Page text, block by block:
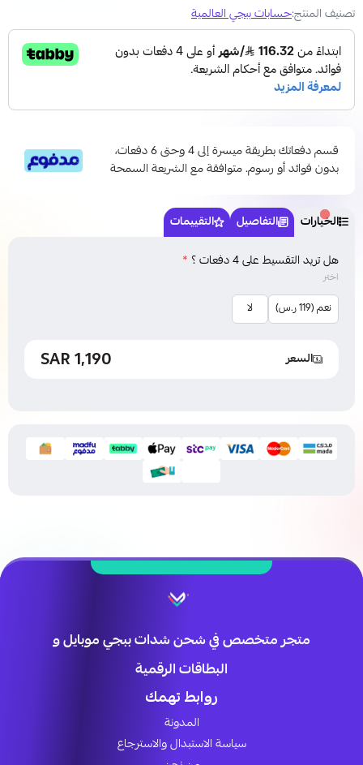
تصنيف المنتج:حسابات ببجي العالمية
قسم دفعاتك بطريقة ميسرة إلى 4 وحتى 6 دفعات،
بدون فوائد أو رسوم. متوافقة مع الشريعة السمحة
الخيارات التفاصيل التقييمات
هل تريد التقسيط على 4 دفعات ؟ *
اختر
نعم (119 ر.س) لا
السعر 1,190 SAR
متجر متخصص في شحن شدات ببجي موبايل و
البطاقات الرقمية
روابط تهمك
المدونة
سياسة الاستبدال والاسترجاع